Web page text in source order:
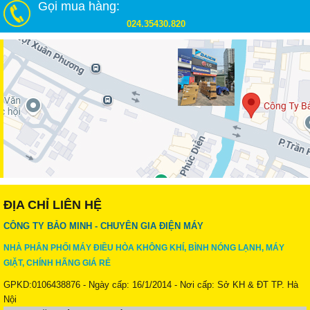
Gọi mua hàng:
024.35430.820
ĐỊA CHỈ LIÊN HỆ
CÔNG TY BẢO MINH - CHUYÊN GIA ĐIỆN MÁY
NHÀ PHÂN PHỐI MÁY ĐIỀU HÒA KHÔNG KHÍ, BÌNH NÓNG LẠNH, MÁY
GIẶT, CHÍNH HÃNG GIÁ RẺ
GPKD:0106438876 - Ngày cấp: 16/1/2014 - Nơi cấp: Sở KH & ĐT TP. Hà
Nội